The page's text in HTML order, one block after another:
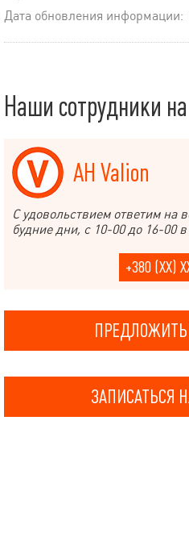
Дата обновления информации:
Наши сотрудники
АН Valion
С удовольствием ответим на
будние дни, с 10-00 до 16-00 в
+380 (XX)
ЗАПИСАТЬСЯ